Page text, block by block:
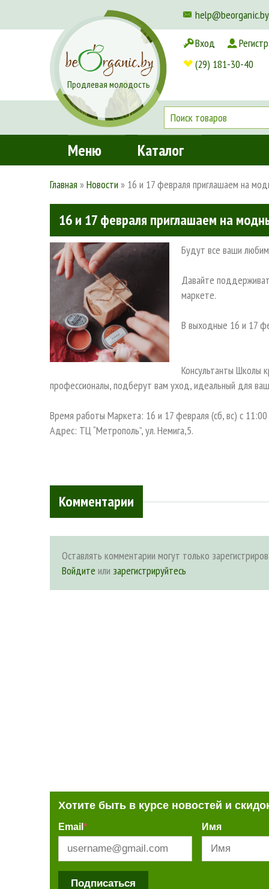
help@beorganic.by
Доставка и оплата
Продлевая молодость
Вход
(29) 181-30-40
Меню Каталог
Главная »Новости » 16 и 17 февраля приглашаем на
16 и 17 февраля приглашаем на
Будут все ваши
Давайте
маркете.
В выходные 16 и 17
Консультанты Школы
профессионалы, подберут вам уход, идеальный для
Время работы Маркета: 16 и 17 февраля (сб, вс) с
Адрес: ТЦ “Метрополь”, ул. Немига,5.
Комментарии
Оставлять комментарии могут только
Войдите или зарегистрируйтесь
Хотите быть в курсе новостей и
Email * Имя
Подписаться